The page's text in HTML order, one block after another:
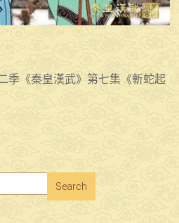
季《秦皇漢武》第七集《斬蛇起